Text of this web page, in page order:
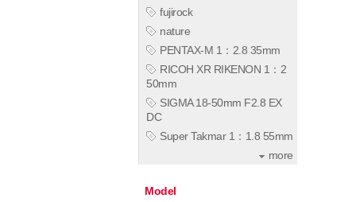
fujirock
nature
PENTAX-M 1：2.8 35mm
RICOH XR RIKENON 1：2
50mm
SIGMA 18-50mm F2.8 EX
DC
Super Takmar 1：1.8 55mm
more
Model